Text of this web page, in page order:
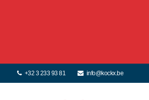
+32 3 233 93 81 info@kockx.be